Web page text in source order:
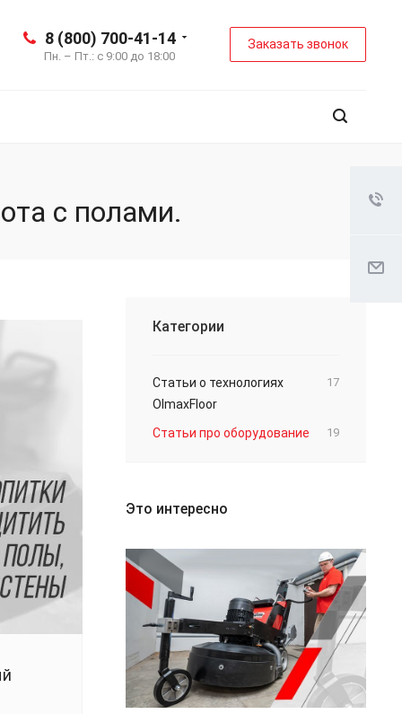
8 (800) 700-41-14
Пн. – Пт.: с 9:00 до 18:00
Заказать звонок
с полами.
Категории
Статьи о технологиях
OlmaxFloor
17
Статьи про оборудование 19
Это интересно